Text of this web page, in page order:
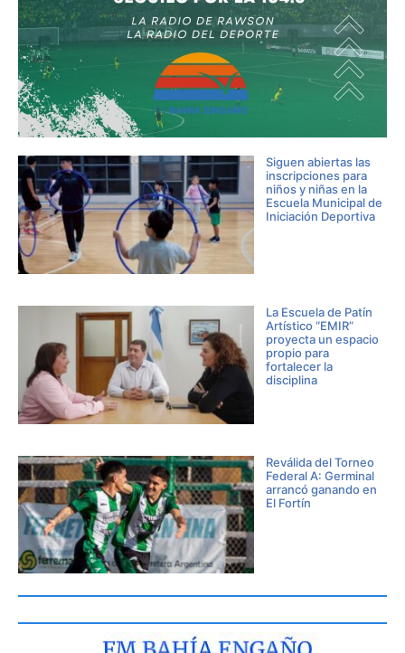
Siguen abiertas las
inscripciones para
niños y niñas en la
Escuela Municipal de
Iniciación Deportiva
La Escuela de Patín
Artístico “EMIR”
proyecta un espacio
propio para
fortalecer la
disciplina
Reválida del Torneo
Federal A: Germinal
arrancó ganando en
El Fortín